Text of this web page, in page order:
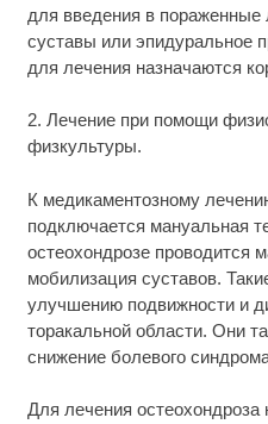
для введения в
суставы или эпидуральное
для лечения назначаются
2. Лечение при помощи
физкультуры.
К медикаментозному
подключается мануальная
остеохондрозе проводится
мобилизация суставов.
улучшению подвижности и
торакальной области. Они
снижение болевого
Для лечения